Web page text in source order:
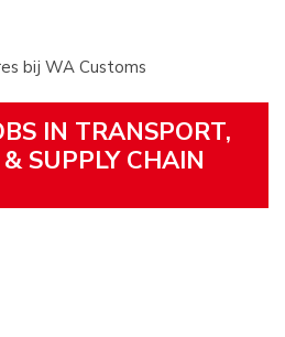
bij WA Customs
IN TRANSPORT,
SUPPLY CHAIN